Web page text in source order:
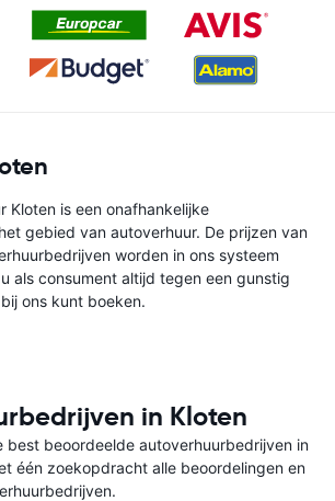
Kloten is een onafhankelijke
gebied van autoverhuur. De prijzen van
worden in ons systeem
als consument altijd tegen een gunstig
ons kunt boeken.
in Kloten
best beoordeelde autoverhuurbedrijven in
één zoekopdracht alle beoordelingen en